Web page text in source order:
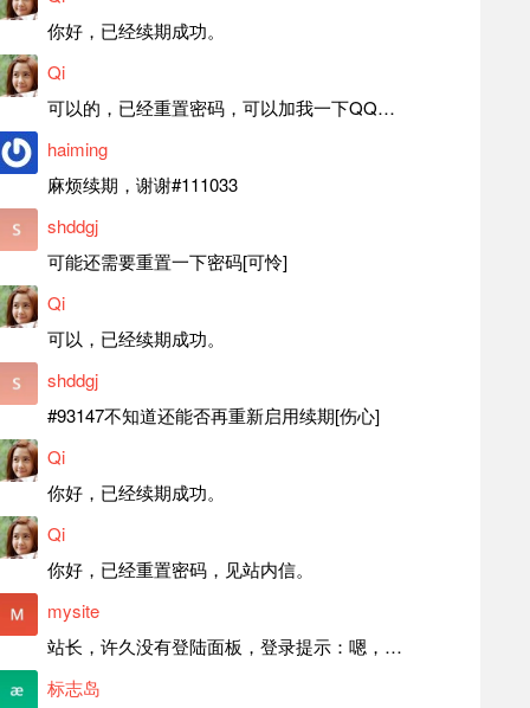
你好，已经续期成功。
Qi
可以的，已经重置密码，可以加我一下QQ，留言后我就发密码给你。
haiming
麻烦续期，谢谢#111033
shddgj
可能还需要重置一下密码[可怜]
Qi
可以，已经续期成功。
shddgj
#93147不知道还能否再重新启用续期[伤心]
Qi
你好，已经续期成功。
Qi
你好，已经重置密码，见站内信。
mysite
站长，许久没有登陆面板，登录提示：嗯，登录详细信息似乎不正确。请重试。 网站还可以正常使用。如果是密码问题请帮忙重置一下密码。谢谢。订单号：97790，账号：aa20210950。 站长，提交了工单，你回复续期成功，不过我的问题是面部登陆信息有问题，一直是初始密码，现在无法登陆，有时间麻烦排查一下。
标志岛